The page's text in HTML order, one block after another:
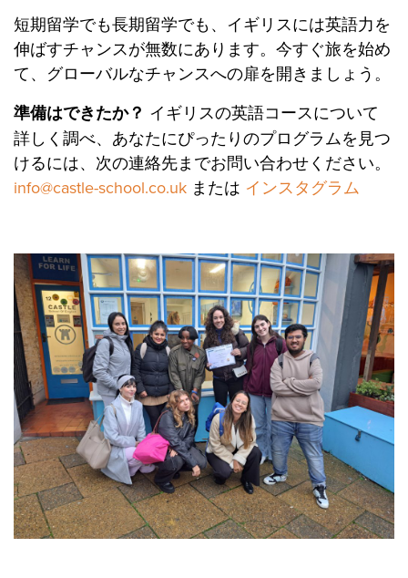
短期留学でも長期留学でも、イギリスには英語力を
伸ばすチャンスが無数にあります。今すぐ旅を始め
て、グローバルなチャンスへの扉を開きましょう。
準備はできたか？ イギリスの英語コースについて
詳しく調べ、あなたにぴったりのプログラムを見つ
けるには、次の連絡先までお問い合わせください。
info@castle-school.co.uk または インスタグラム